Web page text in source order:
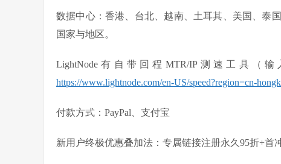
数据中心：香港、台北、越南、土耳其、美国、泰
国家与地区。
LightNode有自带回程MTR/IP测速工具（
https://www.lightnode.com/en-US/speed?region=cn-
付款方式：PayPal、支付宝
新用户终极优惠叠加法：专属链接注册永久95折+首